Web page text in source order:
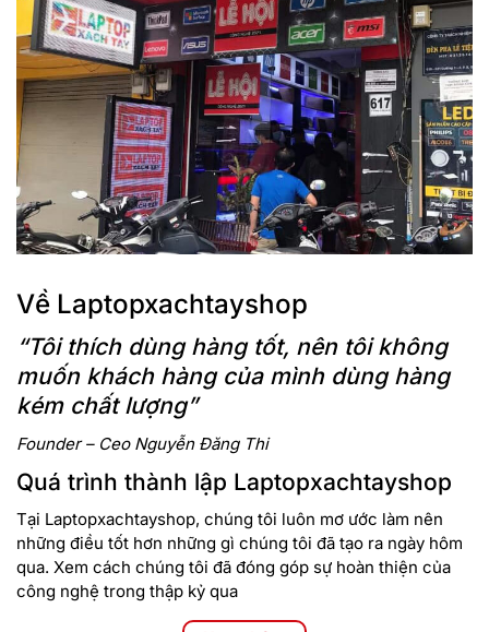
Về Laptopxachtayshop
“Tôi thích dùng hàng tốt, nên tôi không
muốn khách hàng của mình dùng hàng
kém chất lượng”
Founder – Ceo Nguyễn Đăng Thi
Quá trình thành lập Laptopxachtayshop
Tại Laptopxachtayshop, chúng tôi luôn mơ ước làm nên
những điều tốt hơn những gì chúng tôi đã tạo ra ngày hôm
qua. Xem cách chúng tôi đã đóng góp sự hoàn thiện của
công nghệ trong thập kỷ qua